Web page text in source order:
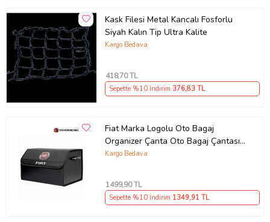
Kask Filesi Metal Kancalı Fosforlu
Siyah Kalın Tip Ultra Kalite
Kargo Bedava
418,70 TL
Sepette %10 İndirim 376,83 TL
Fiat Marka Logolu Oto Bagaj
Organizer Çanta Oto Bagaj Çantası
2 Bölmeli Suni Deri
Kargo Bedava
1499,90 TL
Sepette %10 İndirim 1349,91 TL